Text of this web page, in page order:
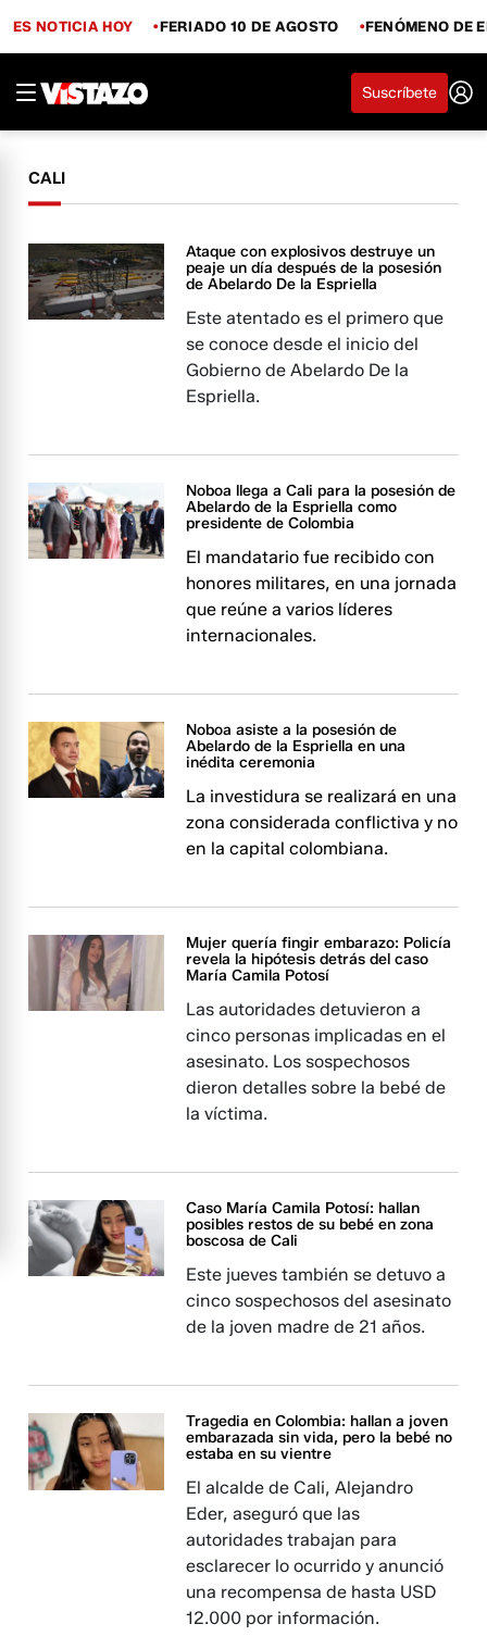
ES NOTICIA HOY FERIADO 10 DE AGOSTO FENÓMENO DE
Suscríbete
CALI
Ataque con explosivos destruye un
peaje un día después de la posesión
de Abelardo De la Espriella
Este atentado es el primero que
se conoce desde el inicio del
Gobierno de Abelardo De la
Espriella.
Noboa llega a Cali para la posesión de
Abelardo de la Espriella como
presidente de Colombia
El mandatario fue recibido con
honores militares, en una jornada
que reúne a varios líderes
internacionales.
Noboa asiste a la posesión de
Abelardo de la Espriella en una
inédita ceremonia
La investidura se realizará en una
zona considerada conflictiva y no
en la capital colombiana.
Mujer quería fingir embarazo: Policía
revela la hipótesis detrás del caso
María Camila Potosí
Las autoridades detuvieron a
cinco personas implicadas en el
asesinato. Los sospechosos
dieron detalles sobre la bebé de
la víctima.
Caso María Camila Potosí: hallan
posibles restos de su bebé en zona
boscosa de Cali
Este jueves también se detuvo a
cinco sospechosos del asesinato
de la joven madre de 21 años.
Tragedia en Colombia: hallan a joven
embarazada sin vida, pero la bebé no
estaba en su vientre
El alcalde de Cali, Alejandro
Eder, aseguró que las
autoridades trabajan para
esclarecer lo ocurrido y anunció
una recompensa de hasta USD
12.000 por información.